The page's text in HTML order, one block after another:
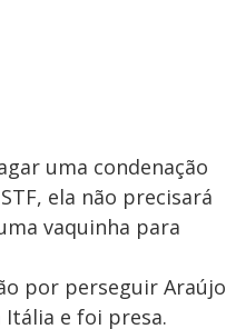
uma condenação
ela não precisará
vaquinha para
por perseguir Araújo
Itália e foi presa.